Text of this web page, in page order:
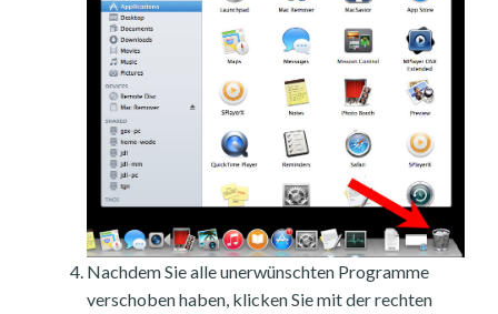
Nachdem Sie alle unerwünschten Programme
verschoben haben, klicken Sie mit der rechten